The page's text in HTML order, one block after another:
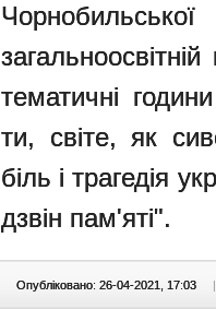
тематичні
ти, світе, як
біль і трагедія
дзвін пам'яті".
Опубліковано: 26-04-2021, 17:03 |